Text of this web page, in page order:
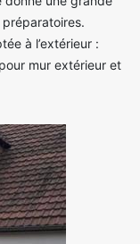
à l’extérieur :
mur extérieur et